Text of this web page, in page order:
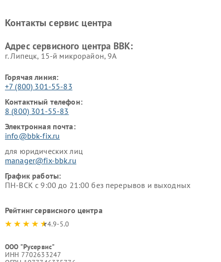
Ремонт винных шкафов BBK
Контакты сервис центра
Адрес сервисного центра BBK:
г. Липецк, 15-й микрорайон, 9А
Горячая линия:
+7 (800) 301-55-83
Контактный телефон:
8 (800) 301-55-83
Электронная почта:
info@bbk-fix.ru
для юридических лиц
manager@fix-bbk.ru
График работы:
ПН-ВСК с 9:00 до 21:00 без перерывов и выходных
Рейтинг сервисного центра
4.9-5.0
ООО "Русервис"
ИНН 7702633247